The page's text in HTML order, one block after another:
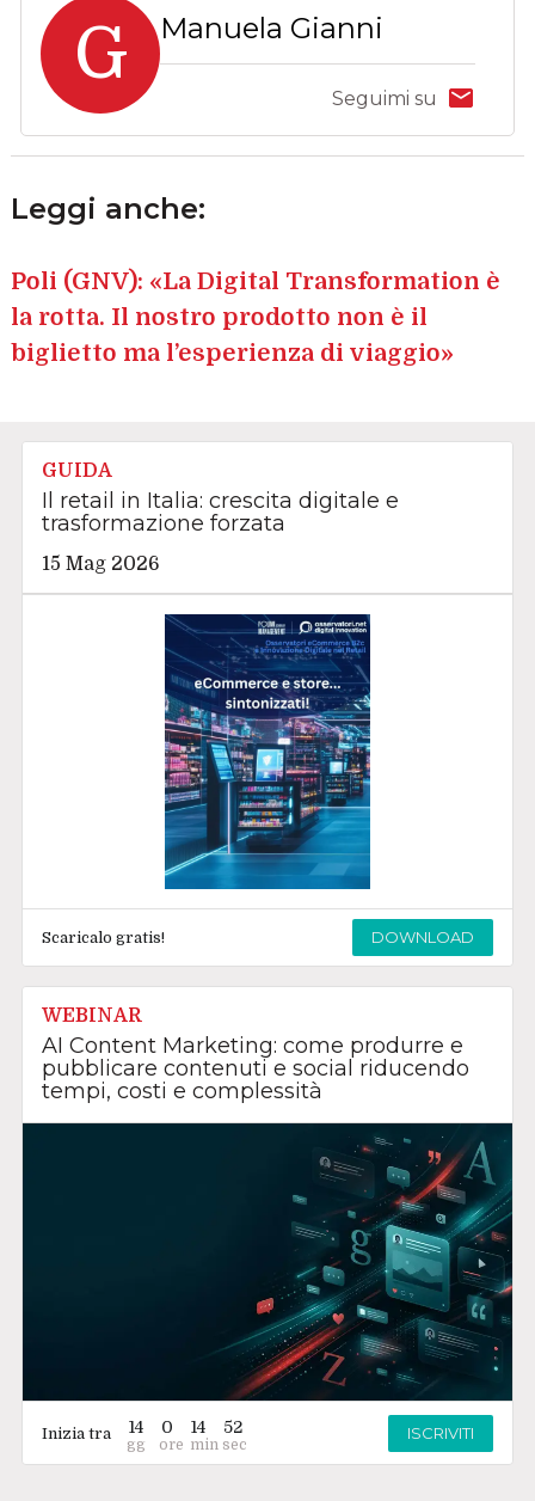
G Manuela Gianni
Seguimi su
Leggi anche:
Poli (GNV): «La Digital Transformation è
la rotta. Il nostro prodotto non è il
biglietto ma l’esperienza di viaggio»
GUIDA
Il retail in Italia: crescita digitale e
trasformazione forzata
15 Mag 2026
Scaricalo gratis! DOWNLOAD
WEBINAR
AI Content Marketing: come produrre e
pubblicare contenuti e social riducendo
tempi, costi e complessità
Inizia tra 14 0 14 52 ISCRIVITI